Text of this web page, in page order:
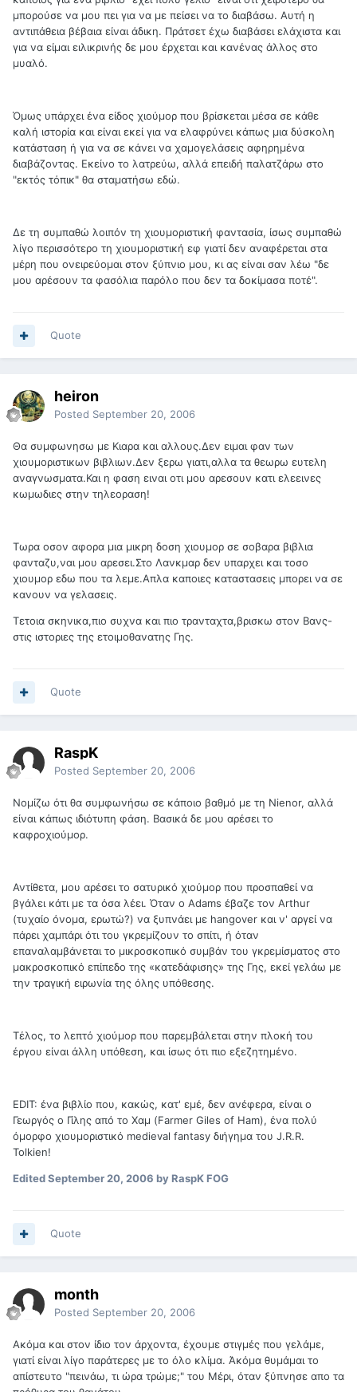
μπορούσε να μου πει για να με πείσει να το διαβάσω. Αυτή η
αντιπάθεια βέβαια είναι άδικη. Πράτσετ έχω διαβάσει ελάχιστα και
για να είμαι ειλικρινής δε μου έρχεται και κανένας άλλος στο
μυαλό.
Όμως υπάρχει ένα είδος χιούμορ που βρίσκεται μέσα σε κάθε
καλή ιστορία και είναι εκεί για να ελαφρύνει κάπως μια δύσκολη
κατάσταση ή για να σε κάνει να χαμογελάσεις αφηρημένα
διαβάζοντας. Εκείνο το λατρεύω, αλλά επειδή παλατζάρω στο
"εκτός τόπικ" θα σταματήσω εδώ.
Δε τη συμπαθώ λοιπόν τη χιουμοριστική φαντασία, ίσως συμπαθώ
λίγο περισσότερο τη χιουμοριστική εφ γιατί δεν αναφέρεται στα
μέρη που ονειρεύομαι στον ξύπνιο μου, κι ας είναι σαν λέω "δε
μου αρέσουν τα φασόλια παρόλο που δεν τα δοκίμασα ποτέ".
Quote
heiron
Posted September 20, 2006
Θα συμφωνησω με Κιαρα και αλλους.Δεν ειμαι φαν των
χιουμοριστικων βιβλιων.Δεν ξερω γιατι,αλλα τα θεωρω ευτελη
αναγνωσματα.Και η φαση ειναι οτι μου αρεσουν κατι ελεεινες
κωμωδιες στην τηλεοραση!
Τωρα οσον αφορα μια μικρη δοση χιουμορ σε σοβαρα βιβλια
φανταζυ,ναι μου αρεσει.Στο Λανκμαρ δεν υπαρχει και τοσο
χιουμορ εδω που τα λεμε.Απλα καποιες καταστασεις μπορει να σε
κανουν να γελασεις.
Τετοια σκηνικα,πιο συχνα και πιο τρανταχτα,βρισκω στον Βανς-
στις ιστοριες της ετοιμοθανατης Γης.
Quote
RaspK
Posted September 20, 2006
Νομίζω ότι θα συμφωνήσω σε κάποιο βαθμό με τη Nienor, αλλά
είναι κάπως ιδιότυπη φάση. Βασικά δε μου αρέσει το
καφροχιούμορ.
Αντίθετα, μου αρέσει το σατυρικό χιούμορ που προσπαθεί να
βγάλει κάτι με τα όσα λέει. Όταν ο Adams έβαζε τον Arthur
(τυχαίο όνομα, ερωτώ?) να ξυπνάει με hangover και ν' αργεί να
πάρει χαμπάρι ότι του γκρεμίζουν το σπίτι, ή όταν
επαναλαμβάνεται το μικροσκοπικό συμβάν του γκρεμίσματος στο
μακροσκοπικό επίπεδο της «κατεδάφισης» της Γης, εκεί γελάω με
την τραγική ειρωνία της όλης υπόθεσης.
Τέλος, το λεπτό χιούμορ που παρεμβάλεται στην πλοκή του
έργου είναι άλλη υπόθεση, και ίσως ότι πιο εξεζητημένο.
EDIT: ένα βιβλίο που, κακώς, κατ' εμέ, δεν ανέφερα, είναι ο
Γεωργός ο Γίλης από το Χαμ (Farmer Giles of Ham), ένα πολύ
όμορφο χιουμοριστικό medieval fantasy διήγημα του J.R.R.
Tolkien!
EditedSeptember 20, 2006 by RaspK FOG
Quote
month
Posted September 20, 2006
Ακόμα και στον ίδιο τον άρχοντα, έχουμε στιγμές που γελάμε,
γιατί είναι λίγο παράτερες με το όλο κλίμα. Άκόμα θυμάμαι το
απίστευτο "πεινάω, τι ώρα τρώμε;" του Μέρι, όταν ξύπνησε απο τα